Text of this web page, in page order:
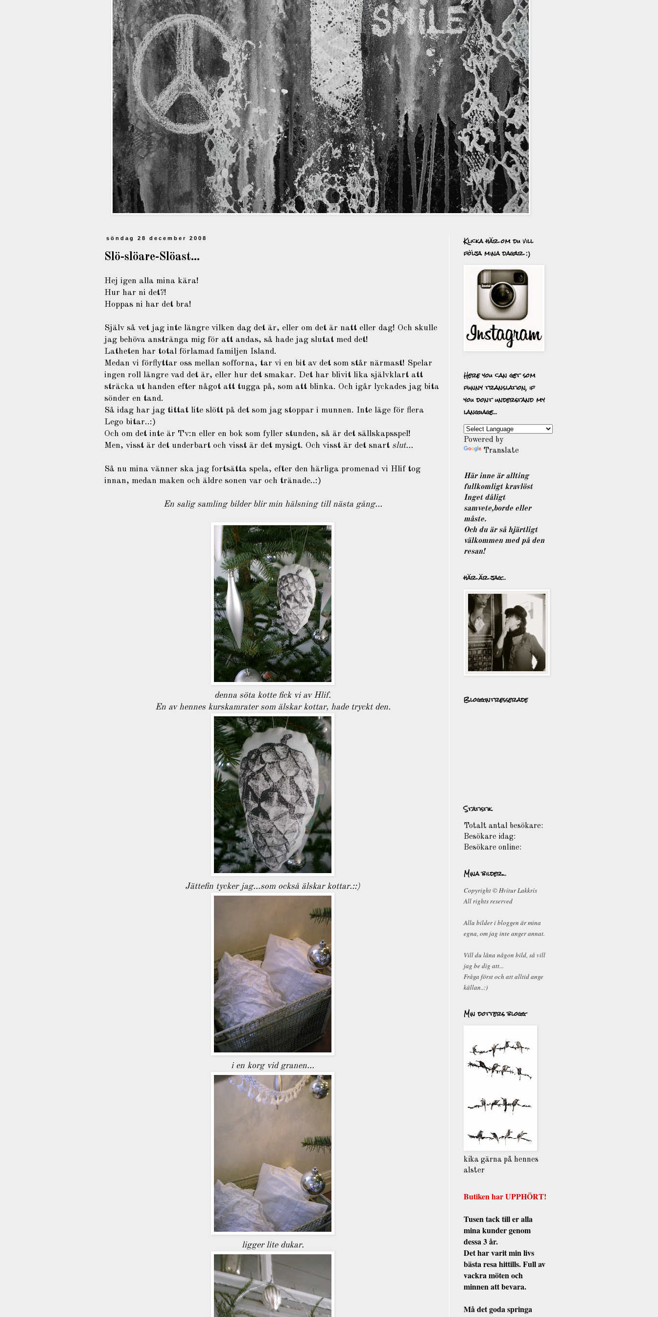
söndag 28 december 2008
Slö-slöare-Slöast...
Hej igen alla mina kära!
Hur har ni det?!
Hoppas ni har det bra!
Själv så vet jag inte längre vilken dag det är, eller om det är natt eller dag! Och skulle
jag behöva anstränga mig för att andas, så hade jag slutat med det!
Latheten har total förlamad familjen Island.
Medan vi förflyttar oss mellan sofforna, tar vi en bit av det som står närmast! Spelar
ingen roll längre vad det är, eller hur det smakar. Det har blivit lika självklart att
sträcka ut handen efter något att tugga på, som att blinka. Och igår lyckades jag bita
sönder en tand.
Så idag har jag tittat lite slött på det som jag stoppar i munnen. Inte läge för flera
Lego bitar..:)
Och om det inte är Tv:n eller en bok som fyller stunden, så är det sällskapsspel!
Men, visst är det underbart och visst är det mysigt. Och visst är det snart slut...
Så nu mina vänner ska jag fortsätta spela, efter den härliga promenad vi Hlif tog
innan, medan maken och äldre sonen var och tränade..:)
En salig samling bilder blir min hälsning till nästa gång...
denna söta kotte fick vi av Hlif.
En av hennes kurskamrater som älskar kottar, hade tryckt den.
Jättefin tycker jag...som också älskar kottar.::)
i en korg vid granen...
ligger lite dukar.
Klicka här om du vill
följa mina dagar :)
Here you can get som
funny translation, if
you dont understand my
language...
Powered by
Translate
Här inne är allting
fullkomligt kravlöst
Inget dåligt
samvete,borde eller
måste.
Och du är så hjärtligt
välkommen med på den
resan!
här är jag...
Bloggintresserade
Statistik
Totalt antal besökare:
Besökare idag:
Besökare online:
Mina bilder...
Copyright ©Hvítur Lakkrís
All rights reserved
Alla bilder i bloggen är mina
egna, om jag inte anger annat.
Vill du låna någon bild, så vill
jag be dig att...
Fråga först och att alltid ange
källan..:)
Min dotters blogg
kika gärna på hennes
alster
Butiken har UPPHÖRT!
Tusen tack till er alla
mina kunder genom
dessa 3 år.
Det har varit min livs
bästa resa hittills. Full av
vackra möten och
minnen att bevara.
Må det goda springa